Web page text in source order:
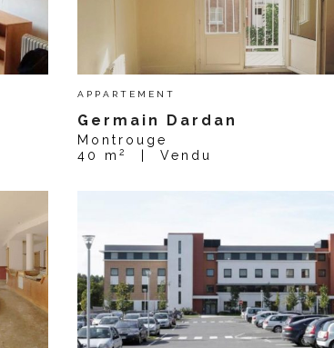
APPARTEMENT
Germain Dardan
Montrouge
40 m2 Vendu